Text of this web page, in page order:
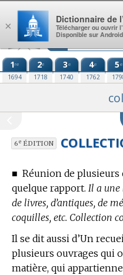
Aller au contenu
1re
1694
2e
1718
3e
1740
4e
1762
5e
6eÉDITION
■ Réunion de
quelque rapport. Il a une
de livres, d’antiques, de
coquilles, etc. Collection
Il se dit aussi d’Un
plusieurs ouvrages qui
matière, qui
×
Dictionnaire de
Télécharger ou ouvrir
Disponible sur